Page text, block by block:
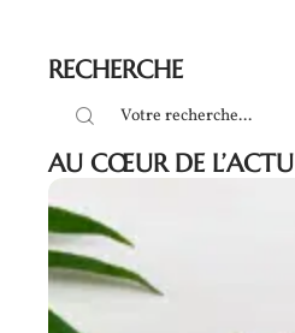
RECHERCHE
AU CŒUR DE L’ACTU